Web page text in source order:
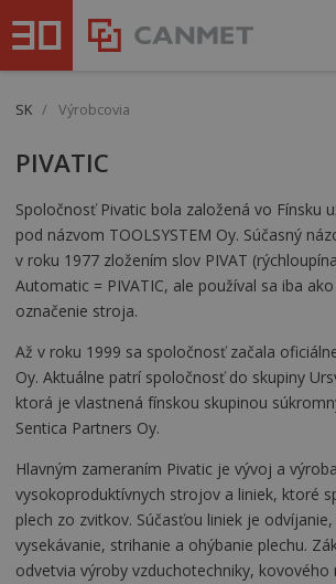
SK / Výrobcovia
PIVATIC
Spoločnosť Pivatic bola založená vo Fínsku
pod názvom TOOLSYSTEM Oy. Súčasný
v roku 1977 zložením slov PIVAT
Automatic = PIVATIC, ale používal sa iba
označenie stroja.
Až v roku 1999 sa spoločnosť začala
Oy. Aktuálne patrí spoločnosť do skupiny
ktorá je vlastnená fínskou skupinou
Sentica Partners Oy.
Hlavným zameraním Pivatic je vývoj a výroba
vysokoproduktívnych strojov a liniek, ktoré
plech zo zvitkov. Súčasťou liniek je
vysekávanie, strihanie a ohýbanie plechu.
odvetvia výroby vzduchotechniky, kovového